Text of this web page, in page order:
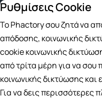
των 49€
Αρχική /
Ρυθμίσεις Cookie
Το Phactory σου ζητά να
απόδοσης, κοινωνικής
cookie κοινωνικής
από τρίτα μέρη για να σου
κοινωνικής δικτύωσης και
Για να δεις περισσότερες